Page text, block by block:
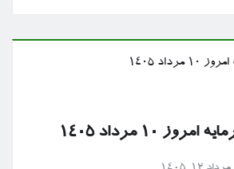
۱۰ مرداد ۱۴۰۵